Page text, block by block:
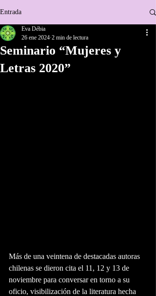
Entrada
Seminario “Mujeres y
Letras 2020”
Eva Débia
26 ene 2024 2 min de lectura
Más de una veintena de destacadas autoras
chilenas se dieron cita el 11, 12 y 13 de
noviembre para conversar en torno a su
oficio, visibilización de la literatura hecha